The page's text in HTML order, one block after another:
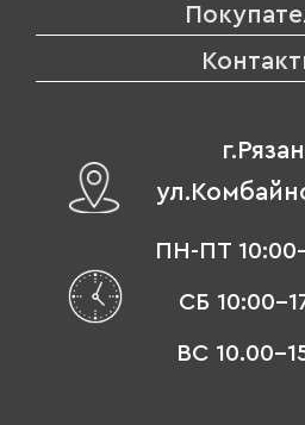
ПН-ПТ
СБ 10:00-
ВС 10.00-